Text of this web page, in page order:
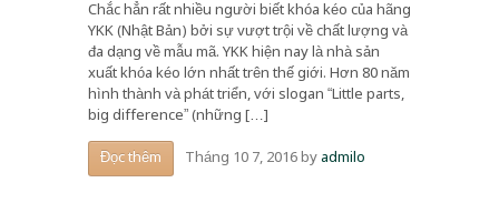
Chắc hẳn rất nhiều người biết khóa kéo của hãng
YKK (Nhật Bản) bởi sự vượt trội về chất lượng và
đa dạng về mẫu mã. YKK hiện nay là nhà sản
xuất khóa kéo lớn nhất trên thế giới. Hơn 80 năm
hình thành và phát triển, với slogan “Little parts,
big difference” (những […]
Đọc thêm Tháng 10 7, 2016byadmilo